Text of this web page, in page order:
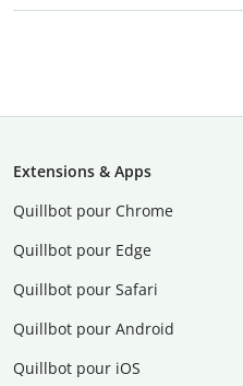
Extensions & Apps
Quillbot pour Chrome
Quillbot pour Edge
Quillbot pour Safari
Quillbot pour Android
Quillbot pour iOS